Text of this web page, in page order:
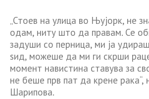
„Стоев на улица во Њујорк, не
одам, ниту што да правам. Се
задуши со перница, ми ја
ѕид, можеше да ми ги скрши
момент навистина ставува за
не беше прв пат да крене рака“,
Шарипова.